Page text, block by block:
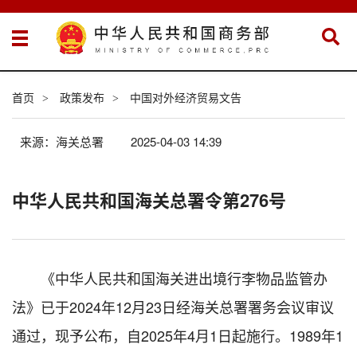
首页 > 政策发布 > 中国对外经济贸易文告
来源：海关总署 2025-04-03 14:39
中华人民共和国海关总署令第276号
《中华人民共和国海关进出境行李物品监管办
法》已于2024年12月23日经海关总署署务会议审议
通过，现予公布，自2025年4月1日起施行。1989年1